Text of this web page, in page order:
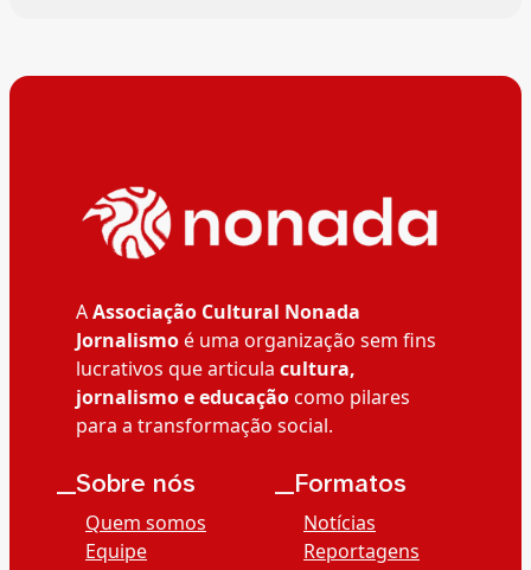
AAssociação Cultural Nonada
Jornalismoé uma organização sem fins
lucrativos que articula cultura,
jornalismo e educaçãocomo pilares
para a transformação social.
__Sobre nós
Quem somos
Equipe
__Formatos
Notícias
Reportagens